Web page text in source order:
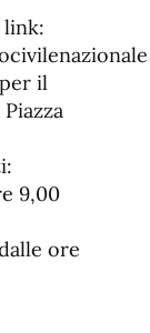
link:
il
9,00
ore